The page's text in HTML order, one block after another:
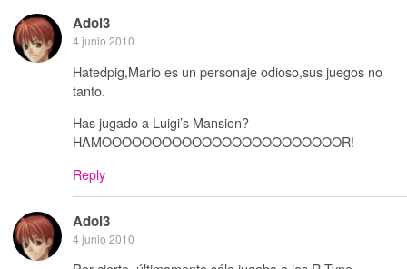
Adol3
4 junio 2010
Hatedpig,Mario es un personaje odioso,sus juegos no
tanto.
Has jugado a Luigi’s Mansion?
HAMOOOOOOOOOOOOOOOOOOOOOOOOR!
Reply
Adol3
4 junio 2010